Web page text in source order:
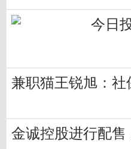
今日
兼职猫王锐旭：
金诚控股进行配